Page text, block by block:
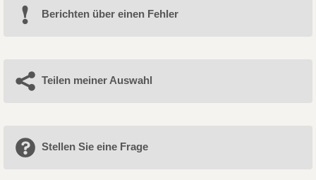
Berichten über einen Fehler
Teilen meiner Auswahl
Stellen Sie eine Frage